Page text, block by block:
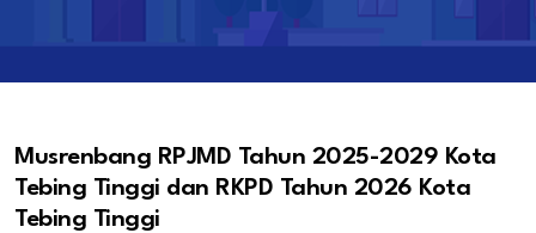
Musrenbang RPJMD Tahun 2025-2029 Kota
Tebing Tinggi dan RKPD Tahun 2026 Kota
Tebing Tinggi